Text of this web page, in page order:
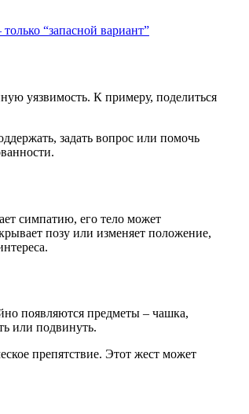
“запасной вариант”
уязвимость. К примеру, поделиться
задать вопрос или помочь
симпатию, его тело может
позу или изменяет положение,
появляются предметы – чашка,
или подвинуть.
препятствие. Этот жест может